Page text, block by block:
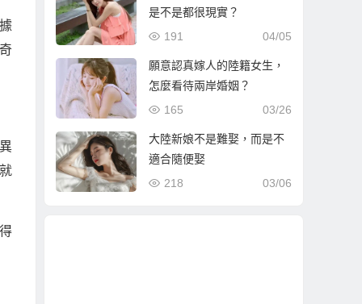
是不是都很現實？
04/05
191
願意認真嫁人的陸籍女生，
怎麼看待兩岸婚姻？
03/26
165
大陸新娘不是難娶，而是不
適合隨便娶
03/06
218